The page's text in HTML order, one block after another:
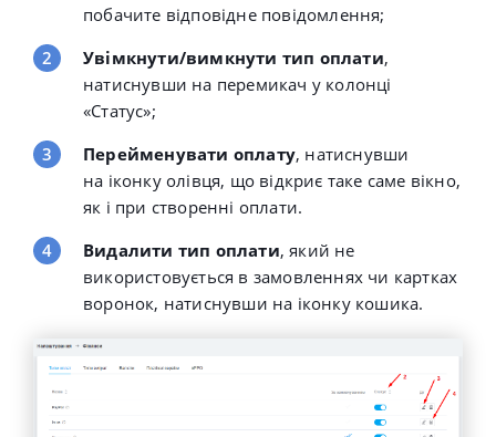
побачите відповідне повідомлення;
Увімкнути/вимкнути тип оплати,
натиснувши на перемикач у колонці
«Статус»;
Перейменувати оплату, натиснувши
на іконку олівця, що відкриє таке саме вікно,
як і при створенні оплати.
Видалити тип оплати, який не
використовується в замовленнях чи картках
воронок, натиснувши на іконку кошика.